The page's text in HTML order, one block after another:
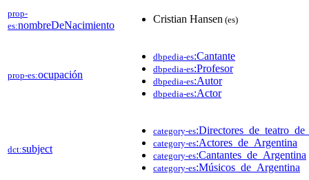
prop-
es:nombreDeNacimiento
Cristian Hansen (es)
prop-es:ocupación
dbpedia-es:Cantante
dbpedia-es:Profesor
dbpedia-es:Autor
dbpedia-es:Actor
dct:subject
category-es
category-es:Actores_de_Argentina
category-es:Cantantes_de_Argentina
category-es:Músicos_de_Argentina